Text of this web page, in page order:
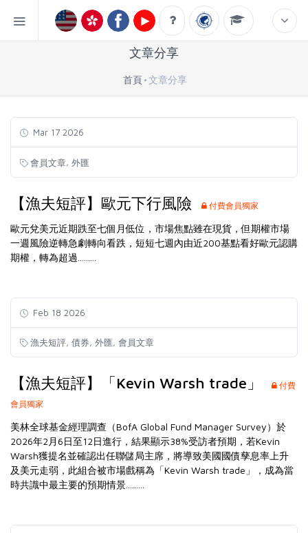
文章分享
首頁 文章分享
Mar 17 2026
會員文章, 外匯
【漁夫短評】歐元下行風險 付費會員獨家
歐元兌美元近期跌至七個月低位，市場焦點雖在現貨，但期權市場
一週風險逆轉急劇轉向看跌，短短七週內由近200基點看好歐元認購
期權，轉為超過.........
Feb 18 2026
漁夫短評 債券 外匯 會員文章
【漁夫短評】「Kevin Warsh trade」
付費
會員獨家
美林全球基金經理調查（BofA Global Fund Manager Survey）於
2026年2月6日至12日進行，結果顯示38%受訪者預期，若Kevin
Warsh獲提名並確認出任聯儲局主席，將導致美國國債孳息率上升
及美元走弱，此組合被市場戲稱為「Kevin Warsh trade」，成為當
時共識中最主要的預期情景.........